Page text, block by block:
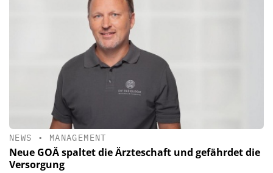
NEWS • MANAGEMENT
Neue GOÄ spaltet die Ärzteschaft und gefährdet die
Versorgung